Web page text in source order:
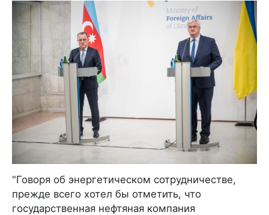
"Говоря об энергетическом сотрудничестве,
прежде всего хотел бы отметить, что
государственная нефтяная компания